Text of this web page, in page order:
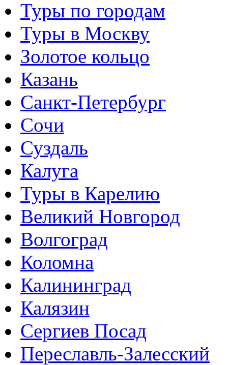
Туры по городам
Туры в Москву
Золотое кольцо
Казань
Санкт-Петербург
Сочи
Суздаль
Калуга
Туры в Карелию
Великий Новгород
Волгоград
Коломна
Калининград
Калязин
Сергиев Посад
Переславль-Залесский